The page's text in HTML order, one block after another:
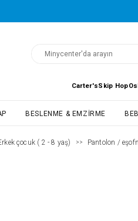
Carter'sSkip Hop
BESLENME & EMZIRME
çocuk ( 2 - 8 yaş) >> Pantolon /